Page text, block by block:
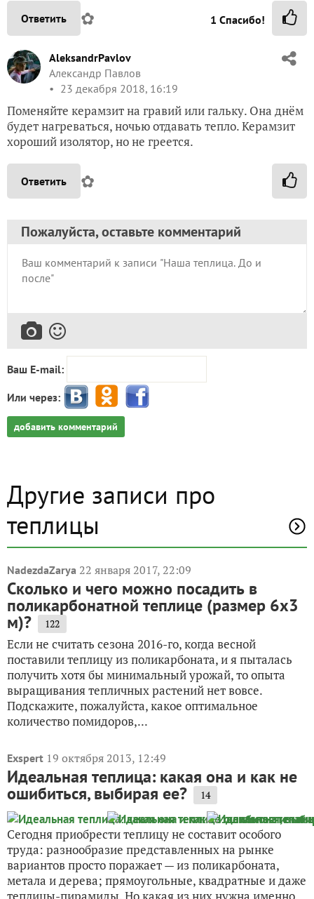
Ответить ✿ 1 Спасибо!
AleksandrPavlov
Александр Павлов
23 декабря 2018, 16:19
Поменяйте керамзит на гравий или гальку. Она днём
будет нагреваться, ночью отдавать тепло. Керамзит
хороший изолятор, но не греется.
Ответить ✿
Пожалуйста, оставьте комментарий
Ваш E-mail:
Или через:
добавить комментарий
Другие записи про
теплицы
NadezdaZarya 22 января 2017, 22:09
Сколько и чего можно посадить в
поликарбонатной теплице (размер 6х3
м)? 122
Если не считать сезона 2016-го, когда весной
поставили теплицу из поликарбоната, и я пыталась
получить хотя бы минимальный урожай, то опыта
выращивания тепличных растений нет вовсе.
Подскажите, пожалуйста, какое оптимальное
количество помидоров,...
Exspert 19 октября 2013, 12:49
Идеальная теплица: какая она и как не
ошибиться, выбирая ее? 14
Сегодня приобрести теплицу не составит особого
труда: разнообразие представленных на рынке
вариантов просто поражает — из поликарбоната,
метала и дерева; прямоугольные, квадратные и даже